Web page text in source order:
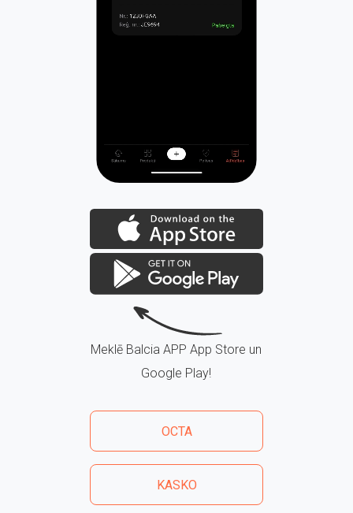
OCTA
KASKO
Meklē Balcia APP App Store un
Google Play!